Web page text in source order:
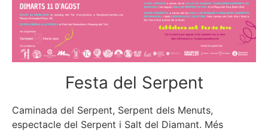
Festa del Serpent
Caminada del Serpent, Serpent dels Menuts,
espectacle del Serpent i Salt del Diamant. Més